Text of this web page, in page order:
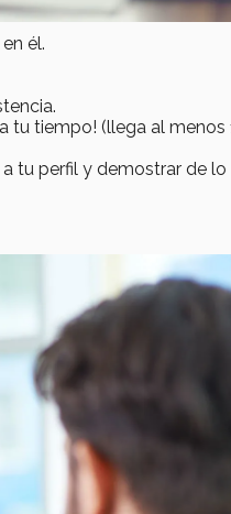
él.
tu tiempo! (llega al menos
tu perfil y demostrar de lo